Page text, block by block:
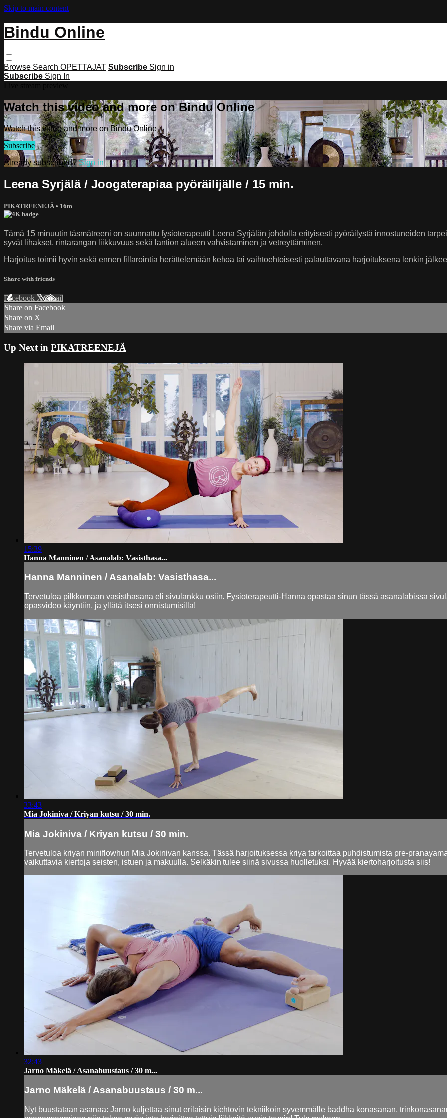
Skip to main content
Bindu Online
Browse Search OPETTAJAT Subscribe Sign in
Subscribe Sign In
Watch this video and more on Bindu Online
Watch this video and more on Bindu Online
Subscribe
Already subscribed?Sign in
Leena Syrjälä / Joogaterapiaa pyöräilijälle / 15 min.
PIKATREENEJÄ • 16m
Tämä 15 minuutin täsmätreeni on suunnattu fysioterapeutti Leena Syrjälän johdolla erityisesti pyöräilystä innostuneiden
syvät lihakset, rintarangan liikkuvuus sekä lantion alueen vahvistaminen ja vetreyttäminen.
Harjoitus toimii hyvin sekä ennen fillarointia herättelemään kehoa tai vaihtoehtoisesti palauttavana harjoituksena lenkin
Share with friends
Facebook XEmail
Share on Facebook
Share on X
Share via Email
Up Next in PIKATREENEJÄ
15:39
Hanna Manninen / Asanalab: Vasisthasa...
Hanna Manninen / Asanalab: Vasisthasa...
Tervetuloa pilkkomaan vasisthasana eli sivulankku osiin. Fysioterapeutti-Hanna opastaa sinun tässä asanalabissa
opasvideo käyntiin, ja yllätä itsesi onnistumisilla!
33:43
Mia Jokiniva / Kriyan kutsu / 30 min.
Mia Jokiniva / Kriyan kutsu / 30 min.
Tervetuloa kriyan miniflowhun Mia Jokinivan kanssa. Tässä harjoituksessa kriya tarkoittaa puhdistumista pre-
vaikuttavia kiertoja seisten, istuen ja makuulla. Selkäkin tulee siinä sivussa huolletuksi. Hyvää kiertoharjoitusta siis!
32:43
Jarno Mäkelä / Asanabuustaus / 30 m...
Jarno Mäkelä / Asanabuustaus / 30 m...
Nyt buustataan asanaa: Jarno kuljettaa sinut erilaisin kiehtovin tekniikoin syvemmälle baddha konasanan,